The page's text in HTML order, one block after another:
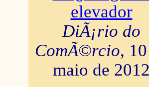
elevador
DiÃ¡rio do
ComÃ©rcio,
maio de 2012